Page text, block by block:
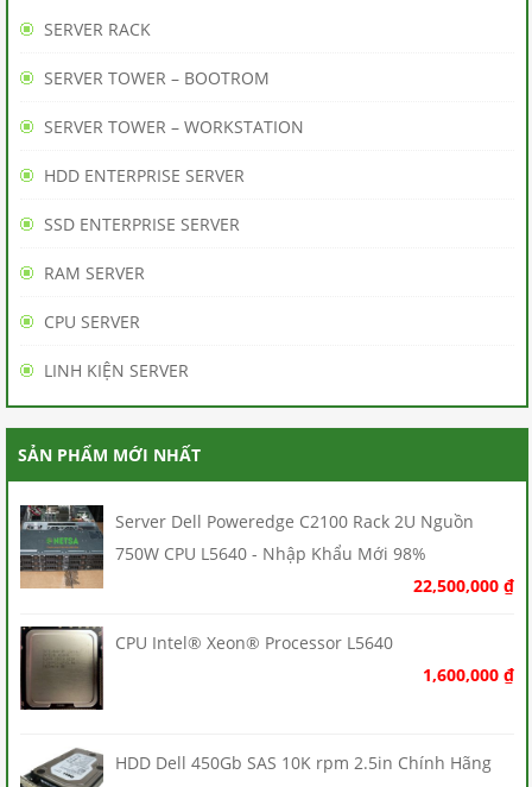
LIÊN
SERVER RACK
SERVER TOWER – BOOTROM
SERVER TOWER – WORKSTATION
HDD ENTERPRISE SERVER
SSD ENTERPRISE SERVER
RAM SERVER
CPU SERVER
LINH KIỆN SERVER
SẢN PHẨM MỚI NHẤT
Server Dell Poweredge C2100 Rack 2U Nguồn
750W CPU L5640 - Nhập Khẩu Mới 98%
22,500,000 ₫
CPU Intel® Xeon® Processor L5640
1,600,000 ₫
HDD Dell 450Gb SAS 10K rpm 2.5in Chính Hãng